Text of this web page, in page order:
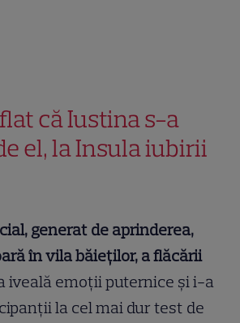
că Iustina s-a
el, la Insula iubirii
generat de aprinderea,
în vila băieţilor, a flăcării
iveală emoţii puternice şi i-a
la cel mai dur test de